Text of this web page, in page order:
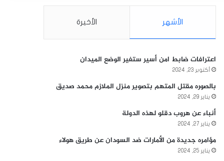
الأشهر الأخيرة
اعترافات ضابط امن أسير ستغير الوضع الميدان
أكتوبر 23, 2024
بالصوره مقتل المتهم بتصوير منزل الملازم محمد صديق
يناير 29, 2024
أنباء عن هروب دقلو لهذه الدولة
يناير 27, 2024
مؤامره جديدة من الأمارات ضد السودان عن طريق هولاء
يناير 25, 2024